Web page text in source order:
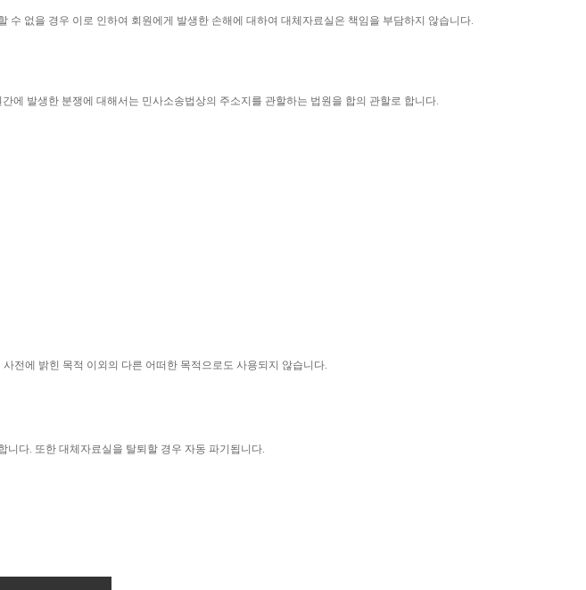
수 없을 경우 이로 인하여 회원에게 발생한 손해에 대하여 대체자료실은 책임을 부담하지 않습니다.
에 발생한 분쟁에 대해서는 민사소송법상의 주소지를 관할하는 법원을 합의 관할로 합니다.
전에 밝힌 목적 이외의 다른 어떠한 목적으로도 사용되지 않습니다.
니다. 또한 대체자료실을 탈퇴할 경우 자동 파기됩니다.